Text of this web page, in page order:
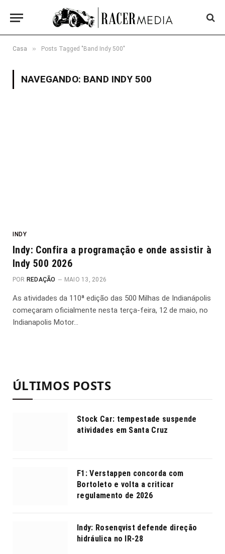
Casa » Posts Tagged "Band Indy 500"
NAVEGANDO: BAND INDY 500
INDY
Indy: Confira a programação e onde assistir à
Indy 500 2026
POR REDAÇÃO MAIO 13, 2026
As atividades da 110ª edição das 500 Milhas de Indianápolis
começaram oficialmente nesta terça-feira, 12 de maio, no
Indianapolis Motor…
ÚLTIMOS POSTS
Stock Car: tempestade suspende
atividades em Santa Cruz
F1: Verstappen concorda com
Bortoleto e volta a criticar
regulamento de 2026
Indy: Rosenqvist defende direção
hidráulica no IR-28